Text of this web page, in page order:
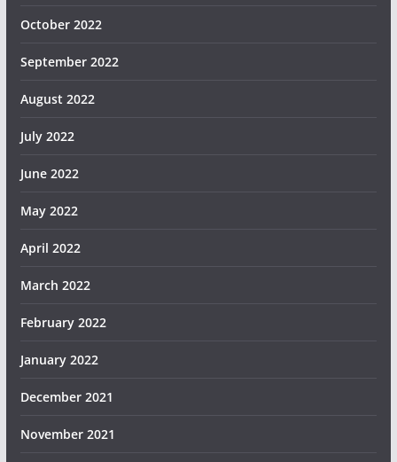
October 2022
September 2022
August 2022
July 2022
June 2022
May 2022
April 2022
March 2022
February 2022
January 2022
December 2021
November 2021